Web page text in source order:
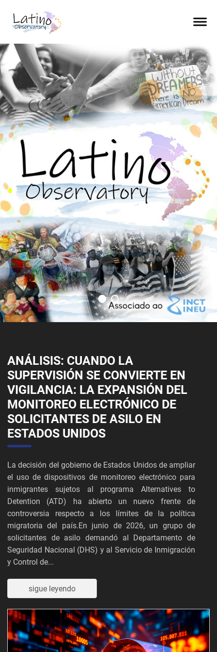
ANÁLISIS: CUANDO LA
SUPERVISIÓN SE CONVIERTE EN
VIGILANCIA: LA EXPANSIÓN DEL
MONITOREO ELECTRÓNICO DE
SOLICITANTES DE ASILO EN
ESTADOS UNIDOS
La decisión del gobierno de Estados Unidos de ampliar
el uso de dispositivos de monitoreo electrónico para
inmigrantes sujetos al programa Alternatives to
Detention (ATD) ha abierto un nuevo frente de
controversia respecto a los límites de la política
migratoria del país.En junio de 2026, un grupo de
solicitantes de asilo demandó al Departamento de
Seguridad Nacional (DHS) y al Servicio de Inmigración
y Control de...
sigue leyendo